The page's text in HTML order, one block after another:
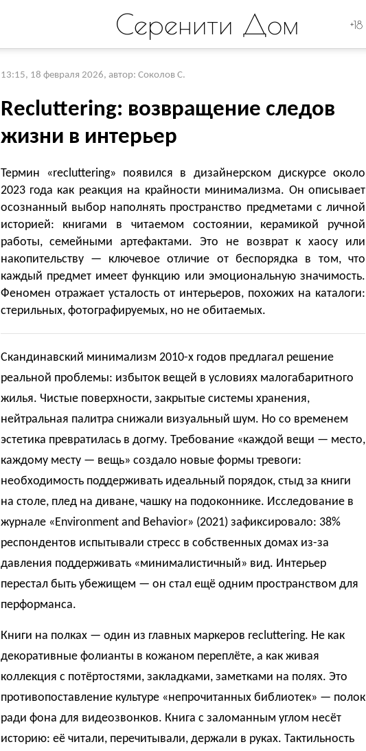
Серенити Дом +18
13:15, 18 февраля 2026, автор: Соколов С.
Recluttering: возвращение следов
жизни в интерьер
Термин «recluttering» появился в дизайнерском дискурсе около
2023 года как реакция на крайности минимализма. Он описывает
осознанный выбор наполнять пространство предметами с личной
историей: книгами в читаемом состоянии, керамикой ручной
работы, семейными артефактами. Это не возврат к хаосу или
накопительству — ключевое отличие от беспорядка в том, что
каждый предмет имеет функцию или эмоциональную значимость.
Феномен отражает усталость от интерьеров, похожих на каталоги:
стерильных, фотографируемых, но не обитаемых.
Скандинавский минимализм 2010-х годов предлагал решение
реальной проблемы: избыток вещей в условиях малогабаритного
жилья. Чистые поверхности, закрытые системы хранения,
нейтральная палитра снижали визуальный шум. Но со временем
эстетика превратилась в догму. Требование «каждой вещи — место,
каждому месту — вещь» создало новые формы тревоги:
необходимость поддерживать идеальный порядок, стыд за книги
на столе, плед на диване, чашку на подоконнике. Исследование в
журнале «Environment and Behavior» (2021) зафиксировало: 38%
респондентов испытывали стресс в собственных домах из-за
давления поддерживать «минималистичный» вид. Интерьер
перестал быть убежищем — он стал ещё одним пространством для
перформанса.
Книги на полках — один из главных маркеров recluttering. Не как
декоративные фолианты в кожаном переплёте, а как живая
коллекция с потёртостями, закладками, заметками на полях. Это
противопоставление культуре «непрочитанных библиотек» — полок
ради фона для видеозвонков. Книга с заломанным углом несёт
историю: её читали, перечитывали, держали в руках. Тактильность